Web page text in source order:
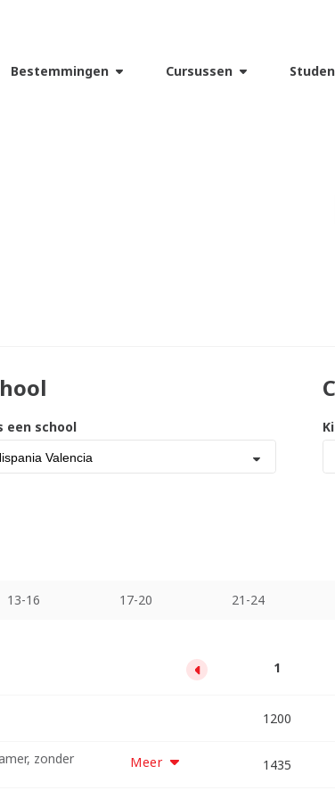
Bestemmingen Cursussen
een school
Valencia
13-16 17-20 21-24
zonder
Meer
1
1200
1435
5
5000
5900
9
9000
10620
13
13000
15340
17
17000
20060
21
21000
24780
25
25000
29500
29
29000
34220
33
33000
38940